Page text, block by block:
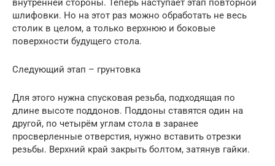
внутренней стороны. Теперь наступает этап повторной
шлифовки. Но на этот раз можно обработать не весь
столик в целом, а только верхнюю и боковые
поверхности будущего стола.
Следующий этап – грунтовка
Для этого нужна спусковая резьба, подходящая по
длине высоте поддонов. Поддоны ставятся один на
другой, по четырём углам стола в заранее
просверленные отверстия, нужно вставить отрезки
резьбы. Верхний край закрыть болтом, затянув гайки.